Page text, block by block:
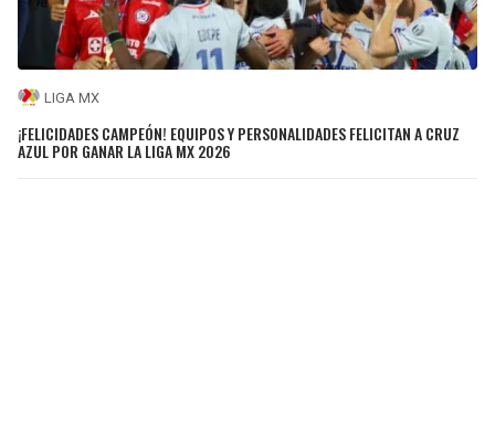
LIGA MX
¡FELICIDADES CAMPEÓN! EQUIPOS Y PERSONALIDADES FELICITAN A CRUZ
AZUL POR GANAR LA LIGA MX 2026